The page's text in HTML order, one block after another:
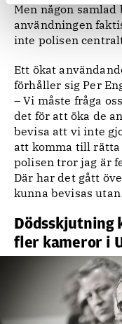
Men någon
användningen
inte polisen
Ett ökat
förhåller sig Per
– Vi måste fråga
det för att öka de
bevisa att vi inte
att komma till
polisen tror jag är
Där har det gått
kunna bevisas
Dödsskjutning
fler kameror i